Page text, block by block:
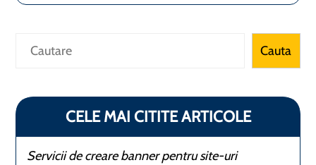
Caută Cauta
CELE MAI CITITE ARTICOLE
Servicii de creare banner pentru site-uri